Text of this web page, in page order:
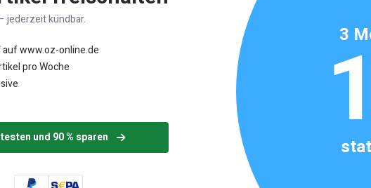
jederzeit kündbar.
www.oz-online.de
pro Woche
und 90 % sparen
3